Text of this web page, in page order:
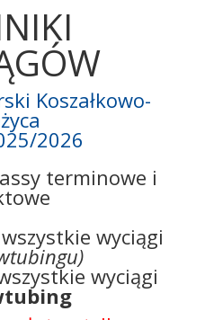
Koszałkowo-
2026
terminowe i
wszystkie wyciągi
wyciągi